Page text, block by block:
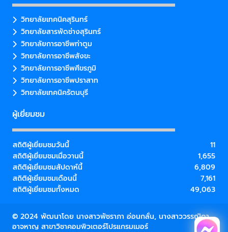
วิทยาลัยเทคนิคสุรินทร์
วิทยาลัยสารพัดช่างสุรินทร์
วิทยาลัยการอาชีพท่าตูม
วิทยาลัยการอาชีพสังขะ
วิทยาลัยการอาชีพศีขรภูมิ
วิทยาลัยการอาชีพปราสาท
วิทยาลัยเทคนิครัตนบุรี
ผู้เยี่ยมชม
สถิติผู้เยี่ยมชมวันนี้
11
สถิติผู้เยี่ยมชมเมื่อวานนี้
1,655
สถิติผู้เยี่ยมชมสัปดาห์นี้
6,809
สถิติผู้เยี่ยมชมเดือนนี้
7,161
สถิติผู้เยี่ยมชมทั้งหมด
49,063
© 2024 พัฒนาโดย นางสาวพัชราภา อ่อนกลั่น, นางสาววรรณิดา
อาจหาญ สาขาวิชาคอมพิวเตอร์โปรแกรมเมอร์